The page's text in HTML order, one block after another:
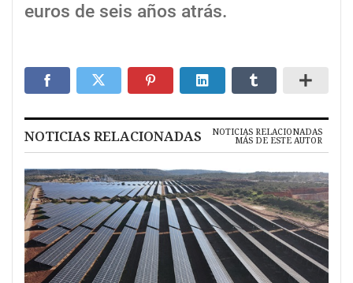
euros de seis años atrás.
NOTICIAS RELACIONADAS NOTICIAS RELACIONADAS
MÁS DE ESTE AUTOR